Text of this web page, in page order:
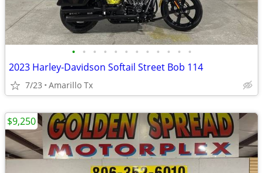
• • • • • • • • • • • •
2023 Harley-Davidson Softail Street Bob 114
7/23 Amarillo Tx
$9,250